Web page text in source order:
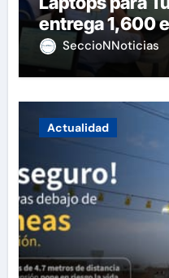
entrega 1,600
SeccioNNoticias
Actualidad